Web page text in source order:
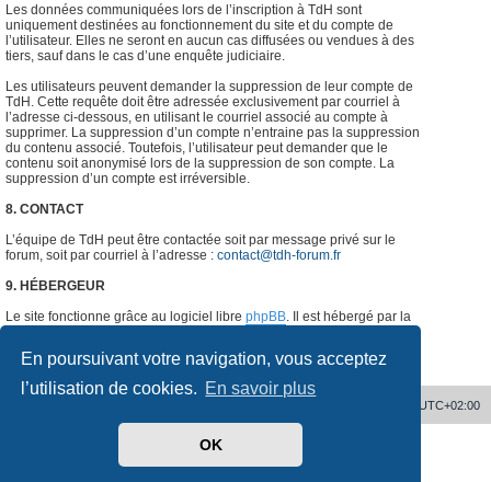
En poursuivant votre navigation, vous acceptez
l’utilisation de cookies. En savoir plus
OK
Les données communiquées lors de l’inscription à TdH sont
uniquement destinées au fonctionnement du site et du compte de
l’utilisateur. Elles ne seront en aucun cas diffusées ou vendues à des
tiers, sauf dans le cas d’une enquête judiciaire.
Les utilisateurs peuvent demander la suppression de leur compte de
TdH. Cette requête doit être adressée exclusivement par courriel à
l’adresse ci-dessous, en utilisant le courriel associé au compte à
supprimer. La suppression d’un compte n’entraine pas la suppression
du contenu associé. Toutefois, l’utilisateur peut demander que le
contenu soit anonymisé lors de la suppression de son compte. La
suppression d’un compte est irréversible.
8. CONTACT
L’équipe de TdH peut être contactée soit par message privé sur le
forum, soit par courriel à l’adresse : contact@tdh-forum.fr
9. HÉBERGEUR
Le site fonctionne grâce au logiciel libre phpBB. Il est hébergé par la
France.
UTC+02:00
phpBB ® Forum Software © phpBB Limited
phpBB-fr.com